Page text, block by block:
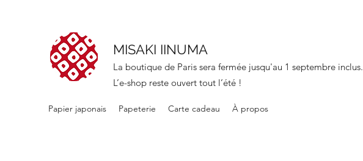
MISAKI IINUMA
La boutique de Paris sera fermée jusqu'au 1 septembre inclus.
L’e-shop reste ouvert tout l’été !
Papier japonais Papeterie Carte cadeau À propos